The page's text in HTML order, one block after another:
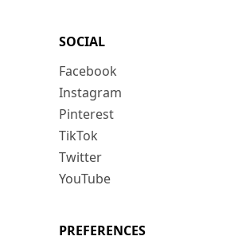
SOCIAL
Facebook
Instagram
Pinterest
TikTok
Twitter
YouTube
PREFERENCES